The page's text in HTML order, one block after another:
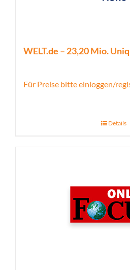
WELT.de – 23,20 Mio.
Für Preise bitte einloggen/
Details